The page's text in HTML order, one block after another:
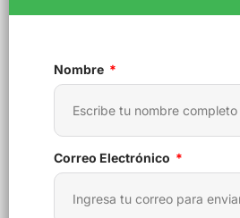
Nombre
Correo Electrónico